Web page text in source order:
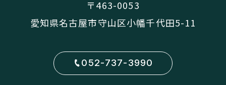
〒463-0053
愛知県名古屋市守山区小幡千代田5-11
052-737-3990